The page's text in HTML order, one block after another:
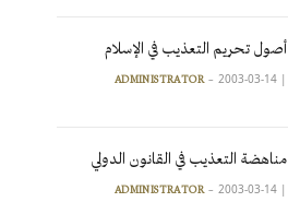
أصول تحريم التعذيب في الإسلام
|
ADMINISTRATOR 2003-03-14
مناهضة التعذيب في القانون الدولي
|
ADMINISTRATOR 2003-03-14